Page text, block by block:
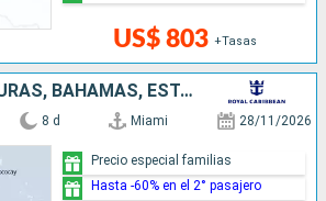
US$ 803 +Tasas
MÉXICO, HONDURAS, BAHAMAS, ESTADOS UNIDOS
8 d Miami 28/11/2026
Precio especial familias
Hasta -60% en el 2° pasajero